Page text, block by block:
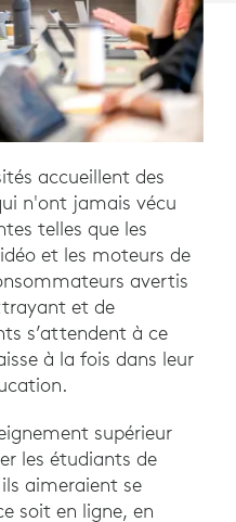
accueillent des
n'ont jamais vécu
telles que les
et les moteurs de
avertis
et de
s’attendent à ce
à la fois dans leur
supérieur
les étudiants de
aimeraient se
soit en ligne, en